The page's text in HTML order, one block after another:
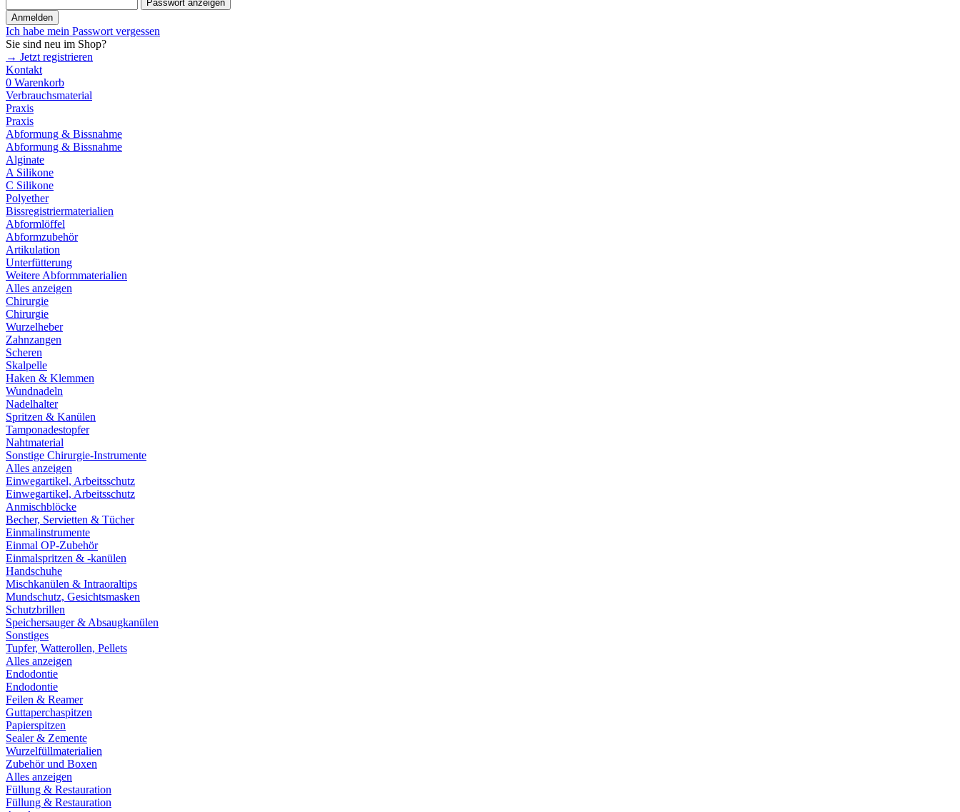
Passwort anzeigen
Anmelden
Ich habe mein Passwort vergessen
Sie sind neu im Shop?
→ Jetzt registrieren
Kontakt
0 Warenkorb
Verbrauchsmaterial
Praxis
Praxis
Abformung & Bissnahme
Abformung & Bissnahme
Alginate
A Silikone
C Silikone
Polyether
Bissregistriermaterialien
Abformlöffel
Abformzubehör
Artikulation
Unterfütterung
Weitere Abformmaterialien
Alles anzeigen
Chirurgie
Chirurgie
Wurzelheber
Zahnzangen
Scheren
Skalpelle
Haken & Klemmen
Wundnadeln
Nadelhalter
Spritzen & Kanülen
Tamponadestopfer
Nahtmaterial
Sonstige Chirurgie-Instrumente
Alles anzeigen
Einwegartikel, Arbeitsschutz
Einwegartikel, Arbeitsschutz
Anmischblöcke
Becher, Servietten & Tücher
Einmalinstrumente
Einmal OP-Zubehör
Einmalspritzen & -kanülen
Handschuhe
Mischkanülen & Intraoraltips
Mundschutz, Gesichtsmasken
Schutzbrillen
Speichersauger & Absaugkanülen
Sonstiges
Tupfer, Watterollen, Pellets
Alles anzeigen
Endodontie
Endodontie
Feilen & Reamer
Guttaperchaspitzen
Papierspitzen
Sealer & Zemente
Wurzelfüllmaterialien
Zubehör und Boxen
Alles anzeigen
Füllung & Restauration
Füllung & Restauration